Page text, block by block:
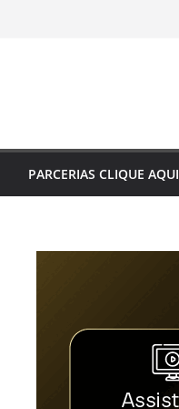
PARCERIAS CLIQUE AQUI